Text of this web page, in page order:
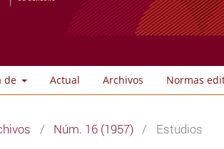
de Actual Archivos Normas
/ Núm. 16 (1957) / Estudios